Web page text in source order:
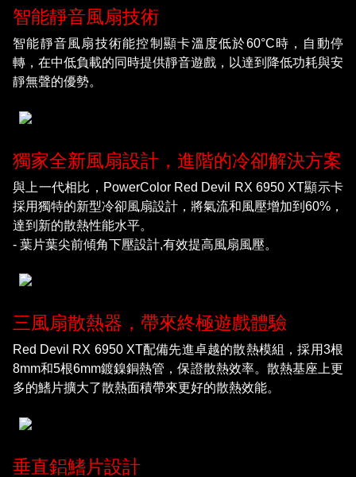
智能靜音風扇技術
智能靜音風扇技術能控制顯卡溫度低於60°C時，自動停
轉，在中低負載的同時提供靜音遊戲，以達到降低功耗與安
靜無聲的優勢。
獨家全新風扇設計，進階的冷卻解決方案
與上一代相比，PowerColor Red Devil RX 6950 XT顯示卡
採用獨特的新型冷卻風扇設計，將氣流和風壓增加到60%，
達到新的散熱性能水平。
- 葉片葉尖前傾角下壓設計,有效提高風扇風壓。
三風扇散熱器，帶來終極遊戲體驗
Red Devil RX 6950 XT配備先進卓越的散熱模組，採用3根
8mm和5根6mm鍍鎳銅熱管，保證散熱效率。散熱基座上更
多的鰭片擴大了散熱面積帶來更好的散熱效能。
垂直鋁鰭片設計